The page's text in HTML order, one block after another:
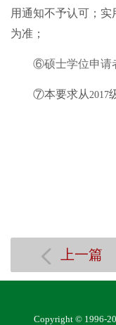
用通知不予认可；
为准；
⑥硕士学位申请
⑦本要求从2017
上一篇
Copyright © 1996-